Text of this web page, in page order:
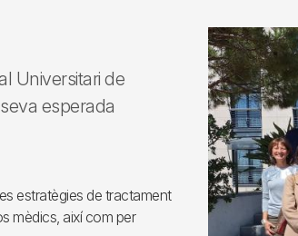
Universitari de
esperada
estratègies de tractament
mèdics, així com per